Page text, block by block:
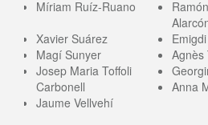
Míriam Ruíz-Ruano
Xavier Suárez
Magí Sunyer
Agnès
Josep Maria Toffoli
Carbonell
Anna
Jaume Vellvehí